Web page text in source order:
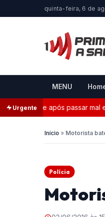
quinta-feira, 6 de
MENU
Urgente
morre após passar mal em
Início » Motorista
Polícia